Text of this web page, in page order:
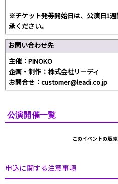
※チケット発券開始日は、公演日1
承ください。
お問い合わせ先
主催：PINOKO
企画・制作：株式会社リーディ
お問合せ：customer@leadi.co.jp
公演開催一覧
このイベントの販
申込に関する注意事項